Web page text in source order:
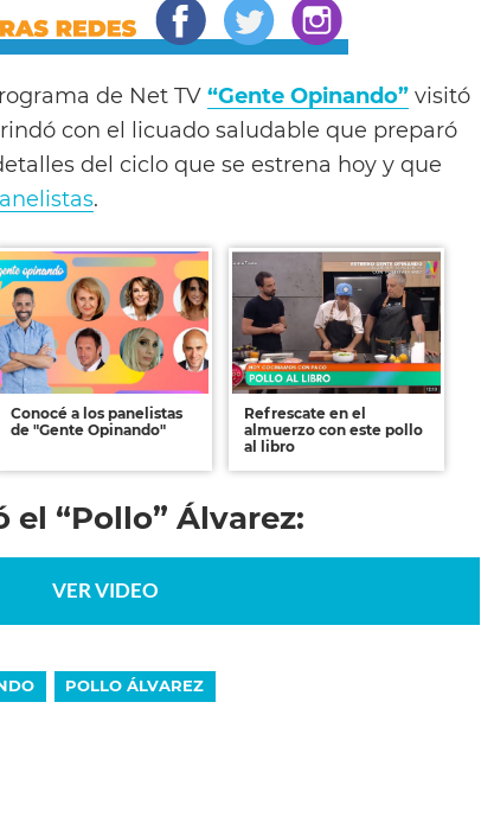
de Net TV “Gente Opinando” visitó
con el licuado saludable que preparó
del ciclo que se estrena hoy y que
.
Conocé a los panelistas
de "Gente Opinando"
Refrescate en el
almuerzo con este pollo
al libro
“Pollo” Álvarez:
VER VIDEO
POLLO ÁLVAREZ